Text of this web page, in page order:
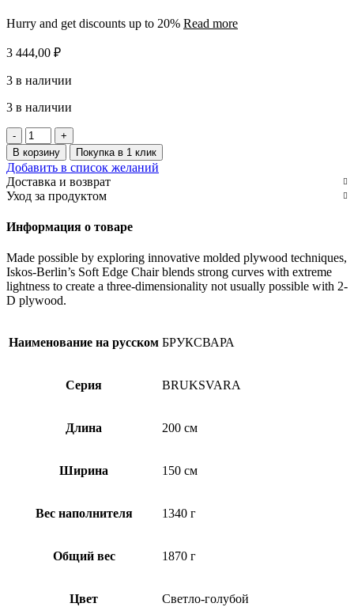
Hurry and get discounts up to 20% Read more
3 444,00 ₽
3 в наличии
3 в наличии
Количество
товара
BRUKSVARA
Одеяло
стеганное
,
голубое
В корзину Покупка в 1 клик
Добавить в список желаний
Доставка и возврат
Уход за продуктом
Информация о товаре
Made possible by exploring innovative molded plywood techniques,
Iskos-Berlin’s Soft Edge Chair blends strong curves with extreme
lightness to create a three-dimensionality not usually possible with 2-
D plywood.
Наименование на русском БРУКСВАРА
Серия BRUKSVARA
Длина 200 см
Ширина 150 см
Вес наполнителя 1340 г
Общий вес 1870 г
Цвет Светло-голубой